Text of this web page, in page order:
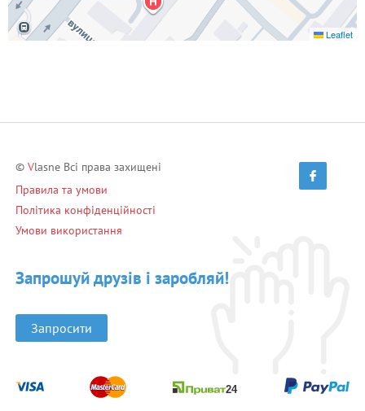
Leaflet
© Vlasne Всі права захищені
Правила та умови
Політика конфіденційності
Умови використання
Запрошуй друзів і заробляй!
Запросити